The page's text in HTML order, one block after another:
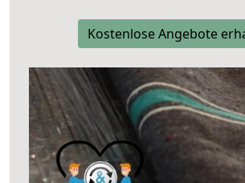
Kostenlose Angebote